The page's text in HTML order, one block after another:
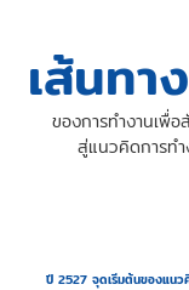
เส้นทา
ของการทำงานเพื่
สู่แนวคิดการท
ปี 2527 จุดเริ่มต้นของแนว